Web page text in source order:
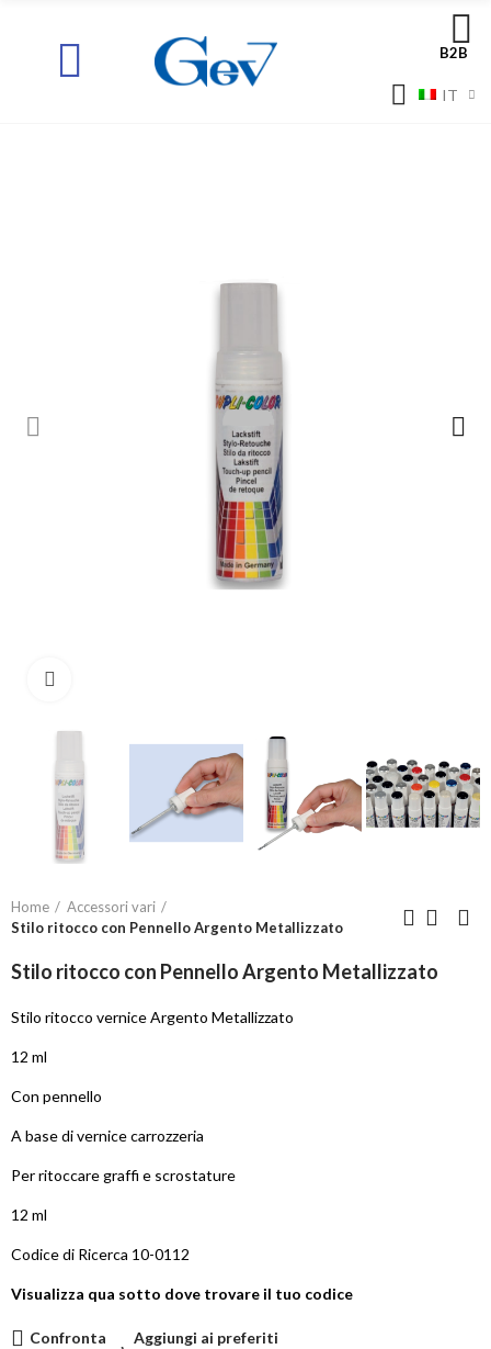
B2B
IT
Home
Accessori vari
Stilo ritocco con Pennello Argento Metallizzato
Stilo ritocco con Pennello Argento Metallizzato
Stilo ritocco vernice Argento Metallizzato
12 ml
Con pennello
A base di vernice carrozzeria
Per ritoccare graffi e scrostature
12 ml
Codice di Ricerca 10-0112
Visualizza qua sotto dove trovare il tuo codice
Confronta Aggiungi ai preferiti